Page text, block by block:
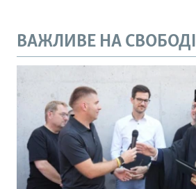
ВАЖЛИВЕ НА СВОБОДІ